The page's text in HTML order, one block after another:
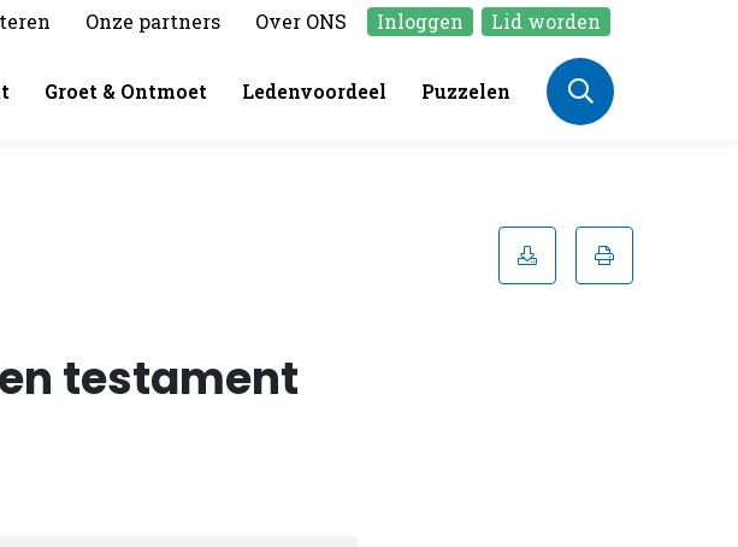
Onze partners Over ONS Inloggen Lid worden
Groet & Ontmoet Ledenvoordeel Puzzelen
testament